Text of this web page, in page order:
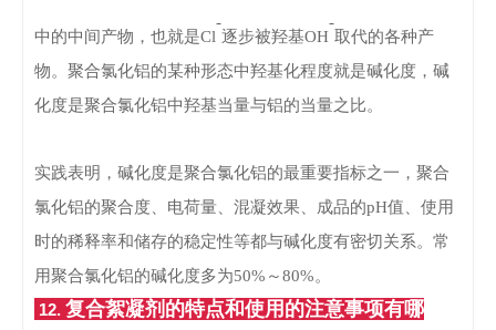
中的中间产物，也就是Cl
-
逐步被羟基OH
-
取代的各种产
物。聚合氯化铝的某种形态中羟基化程度就是碱化度，碱
化度是聚合氯化铝中羟基当量与铝的当量之比。
实践表明，碱化度是聚合氯化铝的最重要指标之一，聚合
氯化铝的聚合度、电荷量、混凝效果、成品的pH值、使用
时的稀释率和储存的稳定性等都与碱化度有密切关系。常
用聚合氯化铝的碱化度多为50%～80%。
12. 复合絮凝剂的特点和使用的注意事项有哪